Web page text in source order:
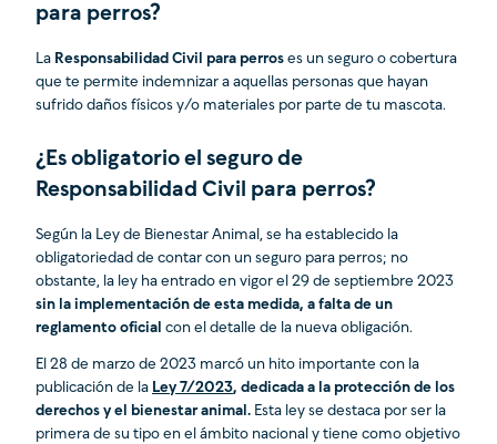
para perros?
La Responsabilidad Civil para perros es un seguro o cobertura
que te permite indemnizar a aquellas personas que hayan
sufrido daños físicos y/o materiales por parte de tu mascota.
¿Es obligatorio el seguro de
Responsabilidad Civil para perros?
Según la Ley de Bienestar Animal, se ha establecido la
obligatoriedad de contar con un seguro para perros; no
obstante, la ley ha entrado en vigor el 29 de septiembre 2023
sin la implementación de esta medida, a falta de un
reglamento oficial con el detalle de la nueva obligación.
El 28 de marzo de 2023 marcó un hito importante con la
publicación de la Ley 7/2023, dedicada a la protección de los
derechos y el bienestar animal. Esta ley se destaca por ser la
primera de su tipo en el ámbito nacional y tiene como objetivo